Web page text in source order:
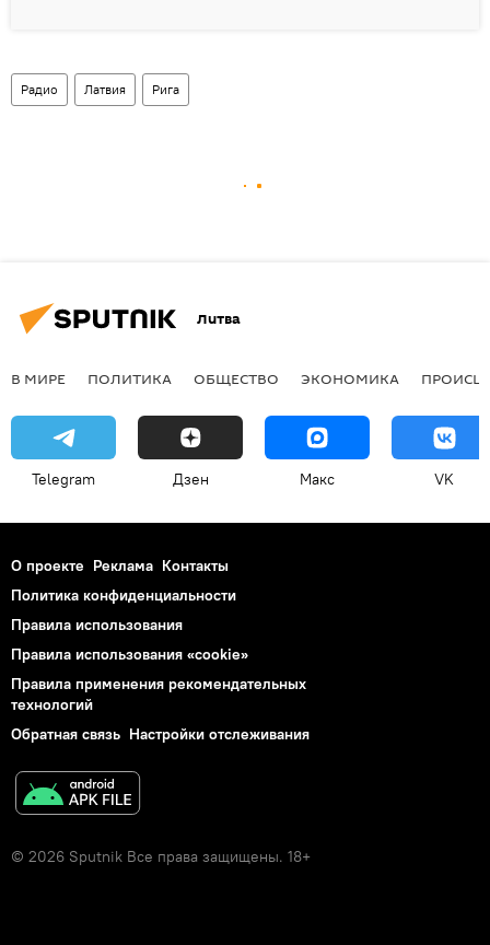
Радио Латвия Рига
Литва
В МИРЕ ПОЛИТИКА ОБЩЕСТВО ЭКОНОМИКА
Telegram Дзен Макс VK
О проекте Реклама Контакты
Политика конфиденциальности
Правила использования
Правила использования «cookie»
Правила применения рекомендательных
технологий
Обратная связь Настройки отслеживания
© 2026 Sputnik Все права защищены. 18+